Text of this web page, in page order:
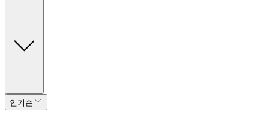
인기순